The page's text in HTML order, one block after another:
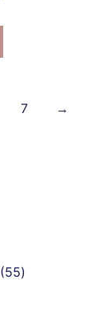
7 →
5555